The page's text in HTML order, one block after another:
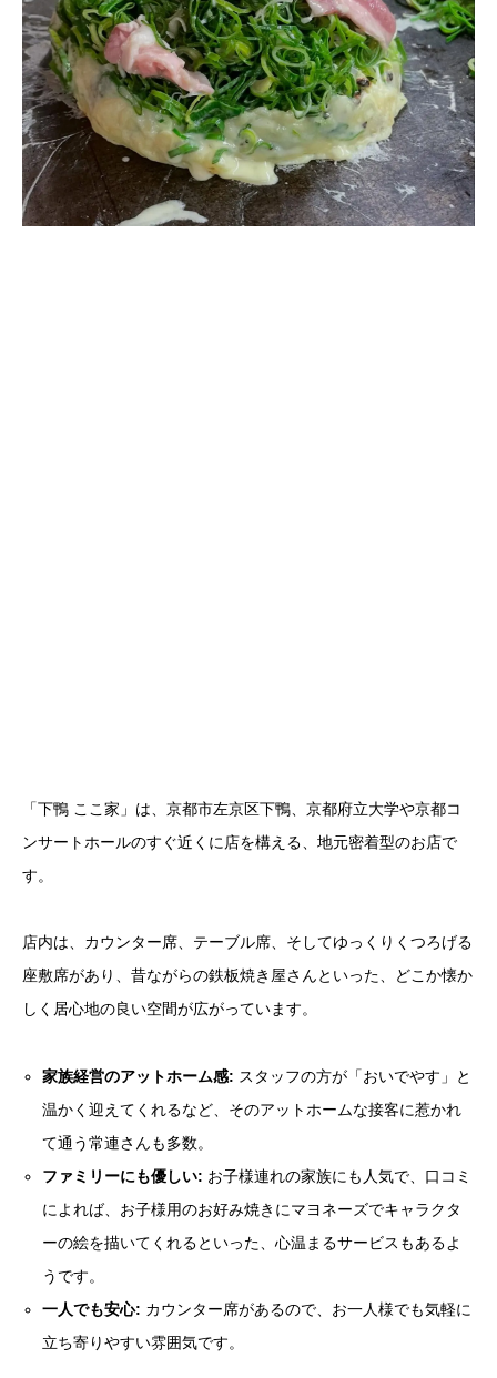
「下鴨 ここ家」は、京都市左京区下鴨、京都府立大学や京都コ
ンサートホールのすぐ近くに店を構える、地元密着型のお店で
す。
店内は、カウンター席、テーブル席、そしてゆっくりくつろげる
座敷席があり、昔ながらの鉄板焼き屋さんといった、どこか懐か
しく居心地の良い空間が広がっています。
家族経営のアットホーム感: スタッフの方が「おいでやす」と
温かく迎えてくれるなど、そのアットホームな接客に惹かれ
て通う常連さんも多数。
ファミリーにも優しい: お子様連れの家族にも人気で、口コミ
によれば、お子様用のお好み焼きにマヨネーズでキャラクタ
ーの絵を描いてくれるといった、心温まるサービスもあるよ
うです。
一人でも安心: カウンター席があるので、お一人様でも気軽に
立ち寄りやすい雰囲気です。